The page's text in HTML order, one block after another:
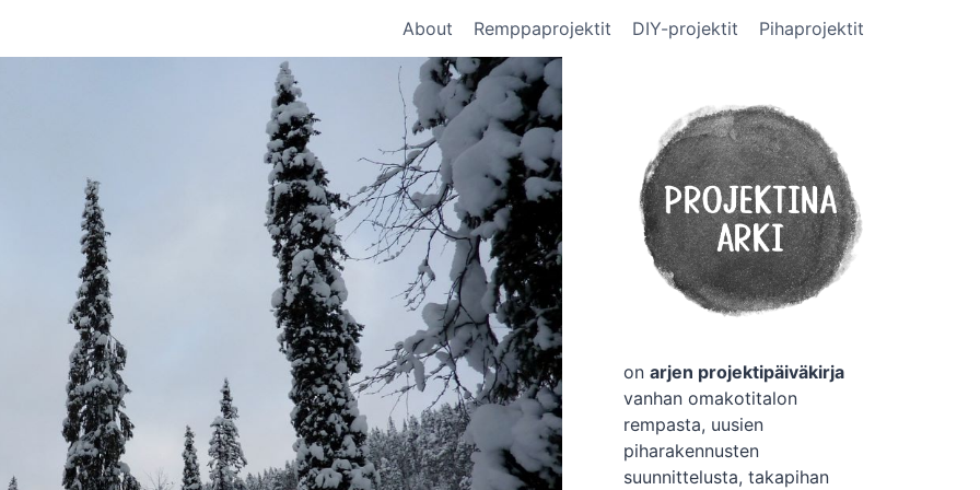
About Remppaprojektit DIY-projektit Pihaprojektit
on arjen projektipäiväkirja
vanhan omakotitalon
rempasta, uusien
piharakennusten
suunnittelusta, takapihan